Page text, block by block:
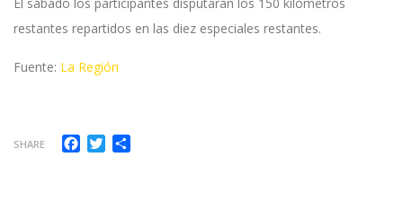
restantes repartidos en las diez especiales restantes.
Fuente: La Región
SHARE Facebook
Twitter